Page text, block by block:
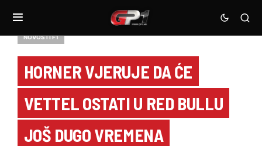
NOVOSTI F1
HORNER VJERUJE DA ĆE
VETTEL OSTATI U RED BULLU
JOŠ DUGO VREMENA